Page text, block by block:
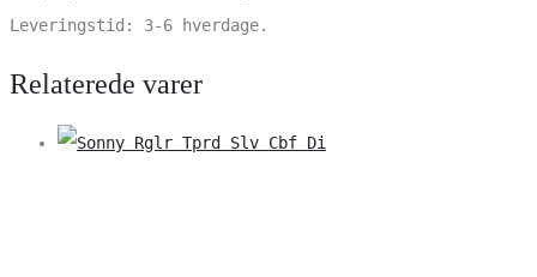
Leveringstid: 3-6 hverdage.
Relaterede varer